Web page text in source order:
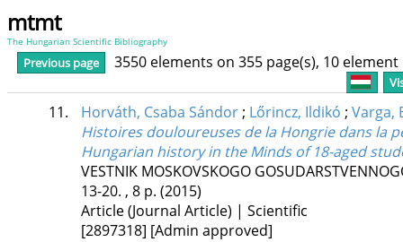
mtmt
The Hungarian Scientific Bibliography
Previous page 3550 elements on 355 page(s), 10
11. Horváth, Csaba Sándor; Lőrincz, Ildikó ; Varga,
Histoires douloureuses de la Hongrie dans la
Hungarian history in the Minds of 18-aged
VESTNIK MOSKOVSKOGO
13-20. , 8 p. (2015)
Article (Journal Article) | Scientific
[2897318] [Admin approved]